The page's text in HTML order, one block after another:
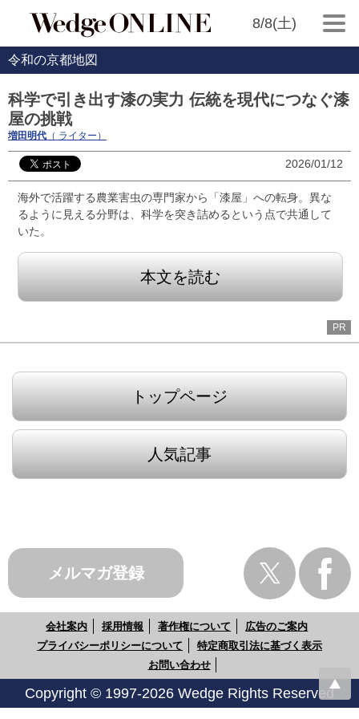
8/8(土)
令和の京都地図
科学で引き出す漆の実力 伝統を現代につなぐ漆
屋の挑戦
増田明代 （ ライター）
2026/01/12
海外で活躍する農業害虫の専門家から「漆屋」への転身。異な
るように見える分野は、科学を突き詰めるという点で共通して
いた。
本文を読む
PR
トップページ
人気記事
メルマガ登録
会社案内 採用情報 著作権について
広告のご案内
プライバシーポリシーについて
特定商取引法に基づく表示
お問い合わせ
Copyright © 1997-2026 Wedge Rights Reserved